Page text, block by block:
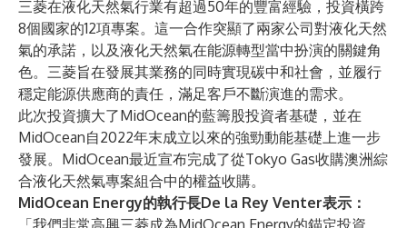
三菱在液化天然氣行業有超過50年的豐富經驗，投資橫跨
8個國家的12項專案。這一合作突顯了兩家公司對液化天然
氣的承諾，以及液化天然氣在能源轉型當中扮演的關鍵角
色。三菱旨在發展其業務的同時實現碳中和社會，並履行
穩定能源供應商的責任，滿足客戶不斷演進的需求。
此次投資擴大了MidOcean的藍籌股投資者基礎，並在
MidOcean自2022年末成立以來的強勁動能基礎上進一步
發展。MidOcean最近宣布完成了從Tokyo Gas收購澳洲綜
合液化天然氣專案組合中的權益收購。
MidOcean Energy的執行長De la Rey Venter表示：
「我們非常高興三菱成為MidOcean Energy的錨定投資